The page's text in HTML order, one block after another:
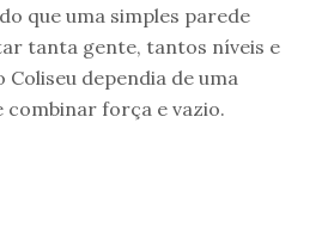
que uma simples parede
tanta gente, tantos níveis e
dependia de uma
combinar força e vazio.